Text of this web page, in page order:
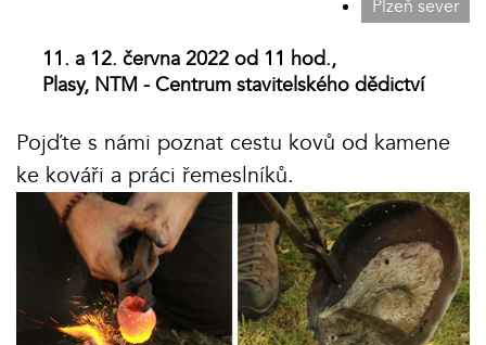
Plzeň sever
11. a 12. června 2022 od 11 hod.,
Plasy, NTM - Centrum stavitelského dědictví
Pojďte s námi poznat cestu kovů od kamene
ke kováři a práci řemeslníků.